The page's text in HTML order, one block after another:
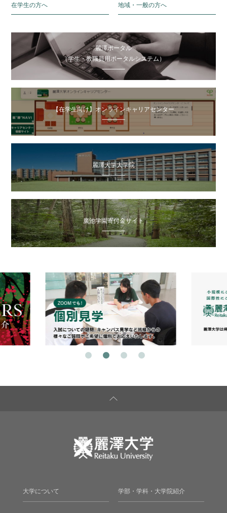
在学生の方へ 地域・一般の方へ
麗澤ポータル
（学生・教職員用ポータルシステム）
【在学生向け】オンラインキャリアセンター
麗澤大学大学院
廣池学園寄付金サイト
大学について 学部・学科・大学院紹介